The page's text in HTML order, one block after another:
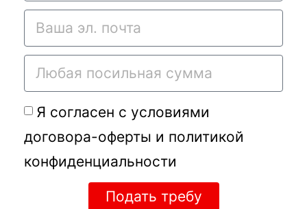
Я согласен с условиями
договора-оферты и политикой
конфиденциальности
Подать требу